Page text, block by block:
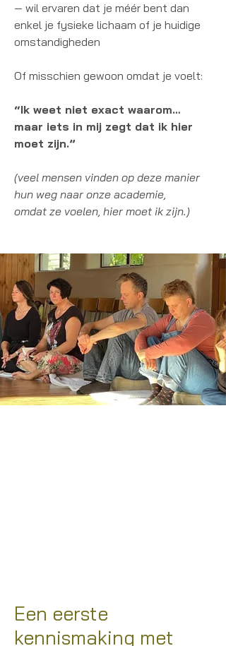
— wil ervaren dat je méér bent dan
enkel je fysieke lichaam of je huidige
omstandigheden
Of misschien gewoon omdat je voelt:
“Ik weet niet exact waarom…
maar iets in mij zegt dat ik hier
moet zijn.”
(veel mensen vinden op deze manier
hun weg naar onze academie,
omdat ze voelen, hier moet ik zijn.)
Een eerste
kennismaking met